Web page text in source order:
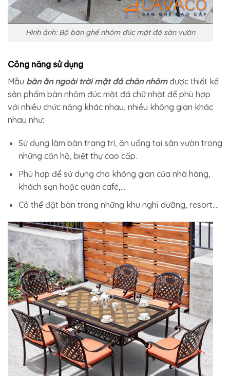
Hình ảnh: Bộ bàn ghế nhôm đúc mặt đá sân vườn
Công năng sử dụng
Mẫu bàn ăn ngoài trời mặt đá chân nhômđược thiết kế
sản phẩm bàn nhôm đúc mặt đá chữ nhật để phù hợp
với nhiều chức năng khác nhau, nhiều không gian khác
nhau như:
Sử dụng làm bàn trang trí, ăn uống tại sân vườn trong
những căn hộ, biệt thự cao cấp.
Phù hợp để sử dụng cho không gian của nhà hàng,
khách sạn hoặc quán café,…
Có thể đặt bàn trong những khu nghỉ dưỡng, resort….